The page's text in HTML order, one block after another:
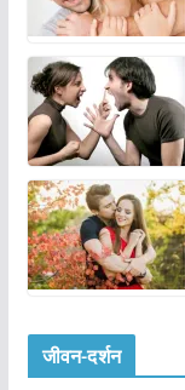
जीवन-दर्शन